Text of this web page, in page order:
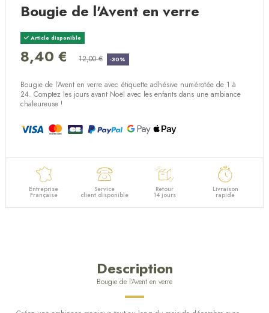
Bougie de l'Avent en verre
Article disponible
8,40 € 12,00 € -30%
Bougie de l’Avent en verre avec étiquette adhésive numérotée de 1 à
24. Comptez les jours avant Noël avec les enfants dans une ambiance
chaleureuse !
Entreprise
Française
Service
client disponible
Retour
14 jours
Livraison
rapide
Description
Bougie de l'Avent en verre